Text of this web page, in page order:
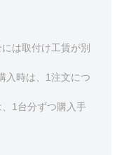
は取付け工賃が別
入時は、1注文につ
1台分ずつ購入手